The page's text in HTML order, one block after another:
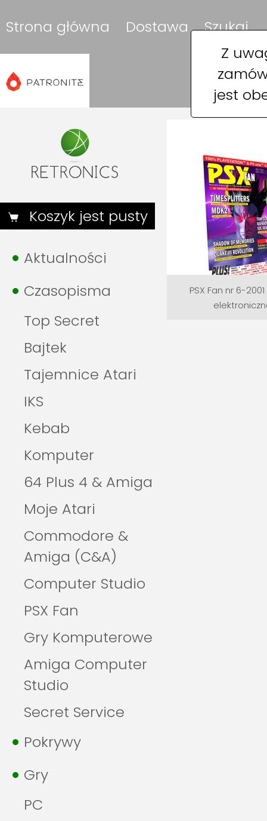
Z
jest
Strona główna Dostawa Szukaj
Koszyk jest pusty
Aktualności
Czasopisma
Top Secret
Bajtek
Tajemnice Atari
IKS
Kebab
Komputer
64 Plus 4 & Amiga
Moje Atari
Commodore &
Amiga (C&A)
Computer Studio
PSX Fan
Gry Komputerowe
Amiga Computer
Studio
Secret Service
Pokrywy
Gry
PC
PSX Fan nr 6-